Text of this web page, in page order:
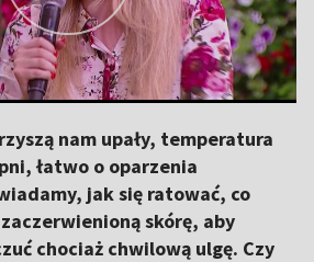
nam upały, temperatura
łatwo o oparzenia
jak się ratować, co
skórę, aby
chociaż chwilową ulgę. Czy